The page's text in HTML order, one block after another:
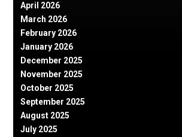
April 2026
March 2026
February 2026
January 2026
December 2025
November 2025
October 2025
September 2025
August 2025
July 2025